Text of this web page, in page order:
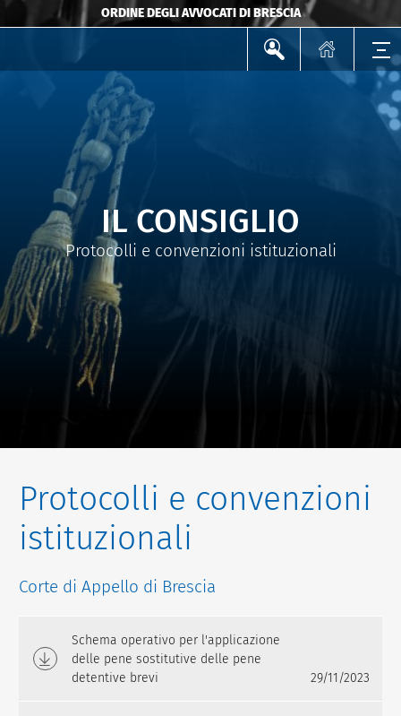
ORDINE DEGLI AVVOCATI DI BRESCIA
IL CONSIGLIO
Protocolli e convenzioni istituzionali
Protocolli e convenzioni
istituzionali
Corte di Appello di Brescia
Schema operativo per l'applicazione
delle pene sostitutive delle pene
detentive brevi
29/11/2023